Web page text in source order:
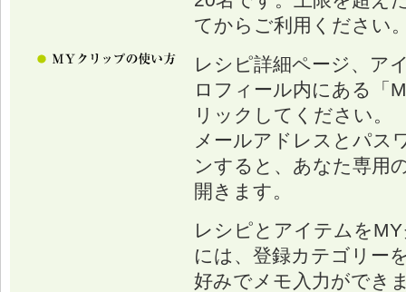
てからご利用ください
レシピ詳細ページ、ア
ロフィール内にある「
リックしてください。
メールアドレスとパス
ンすると、あなた専用
開きます。
レシピとアイテムを
には、登録カテゴリー
好みでメモ入力ができ